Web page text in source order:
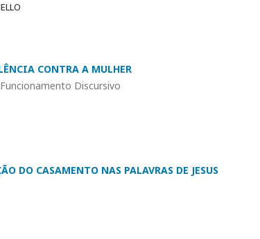
CONTRA A MULHER
Discursivo
DO CASAMENTO NAS PALAVRAS DE JESUS